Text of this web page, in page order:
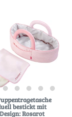
bestickt mit
Rosarot